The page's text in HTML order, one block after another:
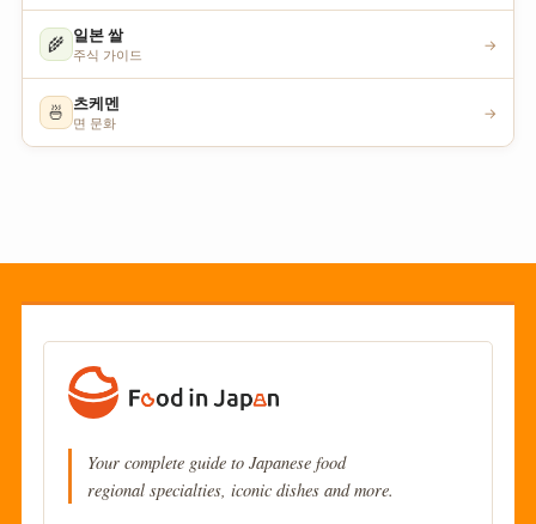
🌾 일본 쌀
주식 가이드
→
🍜 츠케멘
면 문화
→
Your complete guide to Japanese food
regional specialties, iconic dishes and more.